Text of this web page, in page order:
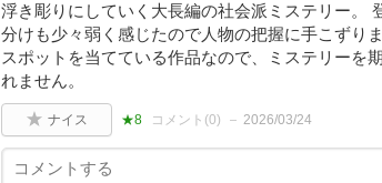
浮き彫りにしていく大長編の社会派ミステリー。
分けも少々弱く感じたので人物の把握に手こずり
スポットを当てている作品なので、ミステリーを
れません。
ナイス ★8 コメント(0) 2026/03/24